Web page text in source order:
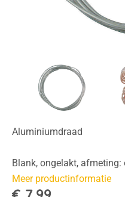
Aluminiumdraad
Blank, ongelakt, afmeting:
Meer productinformatie